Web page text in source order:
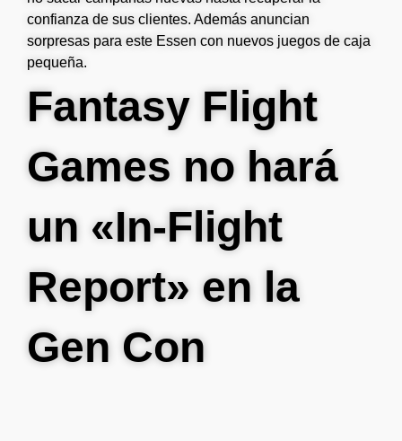
confianza de sus clientes. Además anuncian
sorpresas para este Essen con nuevos juegos de caja
pequeña.
Fantasy Flight
Games no hará
un «In-Flight
Report» en la
Gen Con